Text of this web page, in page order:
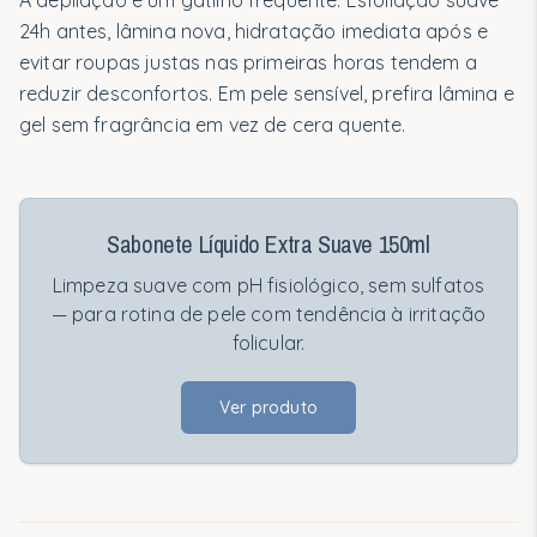
24h antes, lâmina nova, hidratação imediata após e
evitar roupas justas nas primeiras horas tendem a
reduzir desconfortos. Em pele sensível, prefira lâmina e
gel sem fragrância em vez de cera quente.
Sabonete Líquido Extra Suave 150ml
Limpeza suave com pH fisiológico, sem sulfatos
— para rotina de pele com tendência à irritação
folicular.
Ver produto